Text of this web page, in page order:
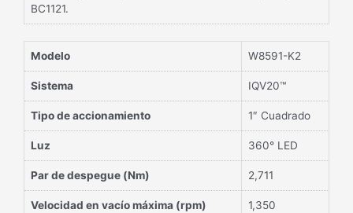
BC1121.
Modelo W8591-K2
Sistema IQV20™
Tipo de accionamiento 1″ Cuadrado
Luz 360° LED
Par de despegue (Nm) 2,711
Velocidad en vacío máxima (rpm) 1,350